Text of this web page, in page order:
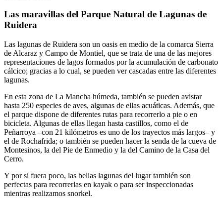
Las maravillas del Parque Natural de Lagunas de
Ruidera
Las lagunas de Ruidera son un oasis en medio de la comarca Sierra
de Alcaraz y Campo de Montiel, que se trata de una de las mejores
representaciones de lagos formados por la acumulación de carbonato
cálcico; gracias a lo cual, se pueden ver cascadas entre las diferentes
lagunas.
En esta zona de La Mancha húmeda, también se pueden avistar
hasta 250 especies de aves, algunas de ellas acuáticas. Además, que
el parque dispone de diferentes rutas para recorrerlo a pie o en
bicicleta. Algunas de ellas llegan hasta castillos, como el de
Peñarroya –con 21 kilómetros es uno de los trayectos más largos– y
el de Rochafrida; o también se pueden hacer la senda de la cueva de
Montesinos, la del Pie de Enmedio y la del Camino de la Casa del
Cerro.
Y por si fuera poco, las bellas lagunas del lugar también son
perfectas para recorrerlas en kayak o para ser inspeccionadas
mientras realizamos snorkel.